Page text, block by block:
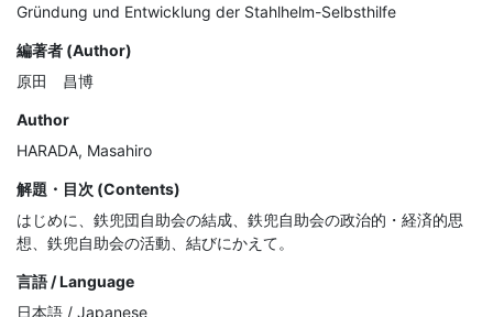
Gründung und Entwicklung der Stahlhelm-Selbsthilfe
編著者 (Author)
原田 昌博
Author
HARADA, Masahiro
解題・目次 (Contents)
はじめに、鉄兜団自助会の結成、鉄兜自助会の政治的・経済的思
想、鉄兜自助会の活動、結びにかえて。
言語 / Language
日本語 / Japanese